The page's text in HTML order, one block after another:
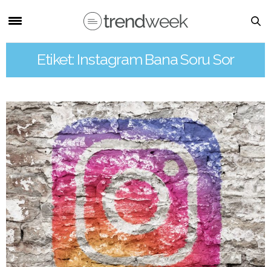
Etiket: Instagram Bana Soru Sor